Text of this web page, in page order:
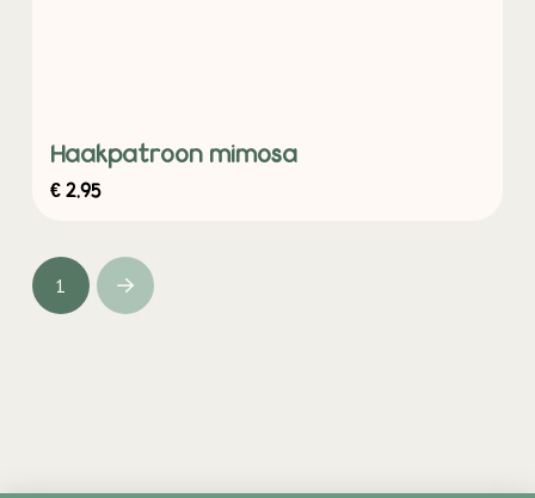
Haakpatroon mimosa
€2,95
1 Next